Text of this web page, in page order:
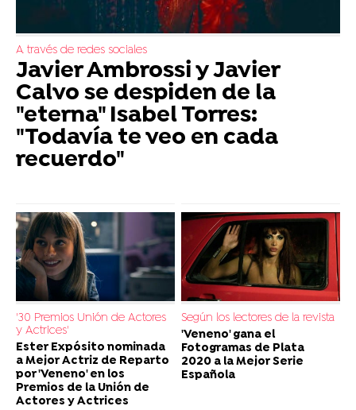
A través de redes sociales
Javier Ambrossi y Javier
Calvo se despiden de la
"eterna" Isabel Torres:
"Todavía te veo en cada
recuerdo"
'30 Premios Unión de Actores
y Actrices'
Ester Expósito nominada
a Mejor Actriz de Reparto
por 'Veneno' en los
Premios de la Unión de
Actores y Actrices
Según los lectores de la revista
'Veneno' gana el
Fotogramas de Plata
2020 a la Mejor Serie
Española